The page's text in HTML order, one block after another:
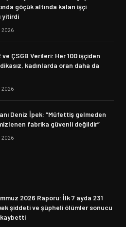
göçük altında kalan işçi
yitirdi
2026
ve ÇSGB Verileri: Her 100 işçiden
kadınlarda oran daha da
2026
Deniz İpek: “Müfettiş gelmeden
fabrika güvenli değildir”
2026
2026 Raporu: İlk 7 ayda 231
şiddeti ve şüpheli ölümler sonucu
kaybetti